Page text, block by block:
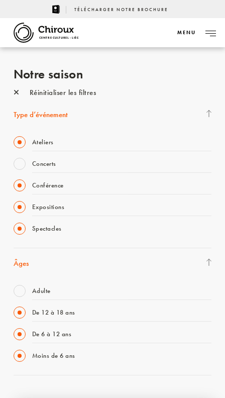
TÉLÉCHARGER NOTRE BROCHURE
CENTRE CULTUREL - LIÈGE
MENU
Notre saison
Réinitialiser les filtres
Type d’événement
Ateliers
Concerts
Conférence
Expositions
Spectacles
Âges
Adulte
De 12 à 18 ans
De 6 à 12 ans
Moins de 6 ans